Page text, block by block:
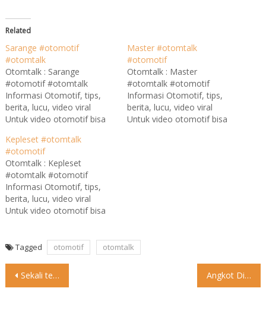
Related
Sarange #otomotif
#otomtalk
Otomtalk : Sarange
#otomotif #otomtalk
Informasi Otomotif, tips,
berita, lucu, video viral
Untuk video otomotif bisa
@otomtalk untuk updates
Untuk informasi Medan ,
silakan follow @medantalk
di www.medantalk.com
Master #otomtalk
#otomotif
Otomtalk : Master
#otomtalk #otomotif
Informasi Otomotif, tips,
berita, lucu, video viral
Untuk video otomotif bisa
Kepleset #otomtalk
#otomotif
Otomtalk : Kepleset
#otomtalk #otomotif
Informasi Otomotif, tips,
berita, lucu, video viral
Untuk video otomotif bisa
Untuk informasi Medan ,
silakan follow @medantalk
di www.medantalk.com
Tagged otomotif otomtalk
Post
Sekali telat kek gini, gimana kalau dua tiga empat kali Angkot Ditarik Sepeda Motor? Apakah bisa? Siapa pernah coba? “Lokasi